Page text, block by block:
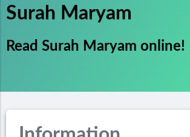
Surah Maryam
Read Surah Maryam online!